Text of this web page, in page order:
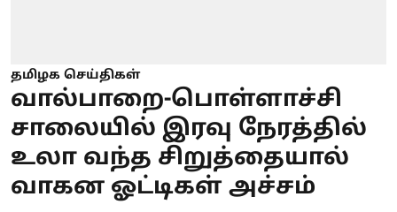
தமிழக செய்திகள்
வால்பாறை-பொள்ளாச்சி
சாலையில் இரவு நேரத்தில்
உலா வந்த சிறுத்தையால்
வாகன ஓட்டிகள் அச்சம்